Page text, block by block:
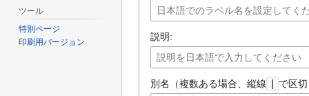
説明:
別名（複数ある場合、縦線 で区
ツール
特別ページ
印刷用バージョン